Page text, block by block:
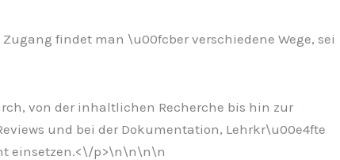
findet man \u00fcber verschiedene Wege, sei
von der inhaltlichen Recherche bis hin zur
und bei der Dokumentation, Lehrkr\u00e4fte
einsetzen.<\/p>\n\n\n\n